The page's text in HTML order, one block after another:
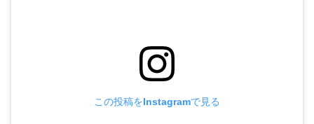
この投稿をInstagramで見る